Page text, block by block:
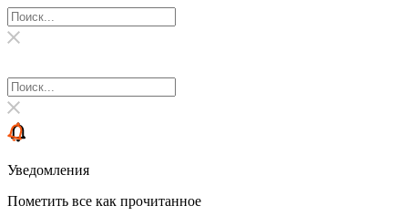
Уведомления
Пометить все как прочитанное